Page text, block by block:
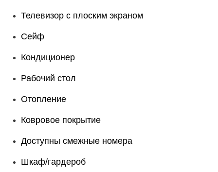
Телевизор с плоским экраном
Сейф
Кондиционер
Рабочий стол
Отопление
Ковровое покрытие
Доступны смежные номера
Шкаф/гардероб